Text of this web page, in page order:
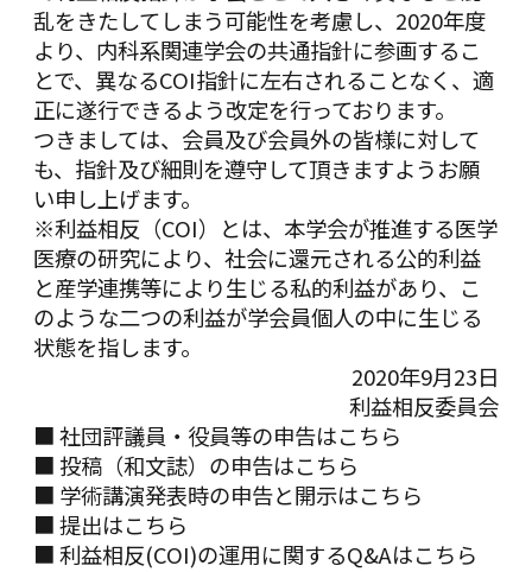
乱をきたしてしまう可能性を考慮し、2020年度
より、内科系関連学会の共通指針に参画するこ
とで、異なるCOI指針に左右されることなく、適
正に遂行できるよう改定を行っております。
つきましては、会員及び会員外の皆様に対して
も、指針及び細則を遵守して頂きますようお願
い申し上げます。
※利益相反（COI）とは、本学会が推進する医学
医療の研究により、社会に還元される公的利益
と産学連携等により生じる私的利益があり、こ
のような二つの利益が学会員個人の中に生じる
状態を指します。
2020年9月23日
利益相反委員会
■ 社団評議員・役員等の申告はこちら
■ 投稿（和文誌）の申告はこちら
■ 学術講演発表時の申告と開示はこちら
■ 提出はこちら
■ 利益相反(COI)の運用に関するQ&Aはこちら